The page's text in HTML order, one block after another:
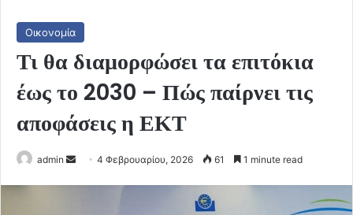
Οικονομία
Τι θα διαμορφώσει τα επιτόκια
έως το 2030 – Πώς παίρνει τις
αποφάσεις η ΕΚΤ
admin
Send4 Φεβρουαρίου, 2026 61 1 minute read